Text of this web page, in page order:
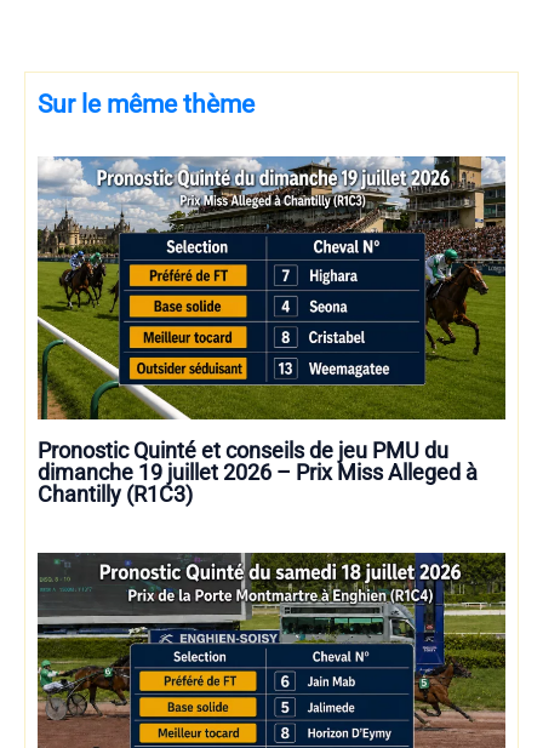
Sur le même thème
Pronostic Quinté et conseils de jeu PMU du
dimanche 19 juillet 2026 – Prix Miss Alleged à
Chantilly (R1C3)